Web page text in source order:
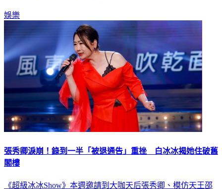
娛樂
張秀卿淚崩！錄到一半「被退通告」重挫 白冰冰揭她住破舊
閣樓
《超級冰冰Show》本週邀請到大咖天后張秀卿、模仿天王邵